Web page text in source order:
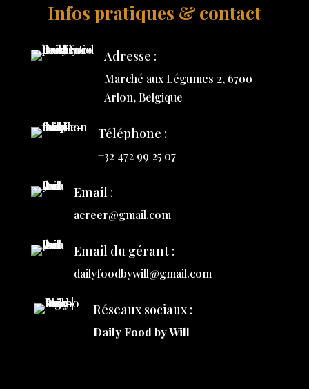
Infos pratiques & contact
Adresse :
Marché aux Légumes 2, 6700
Arlon, Belgique
Téléphone :
+32 472 99 25 07
Email :
acreer@gmail.com
Email du gérant :
dailyfoodbywill@gmail.com
Réseaux sociaux :
Daily Food by Will